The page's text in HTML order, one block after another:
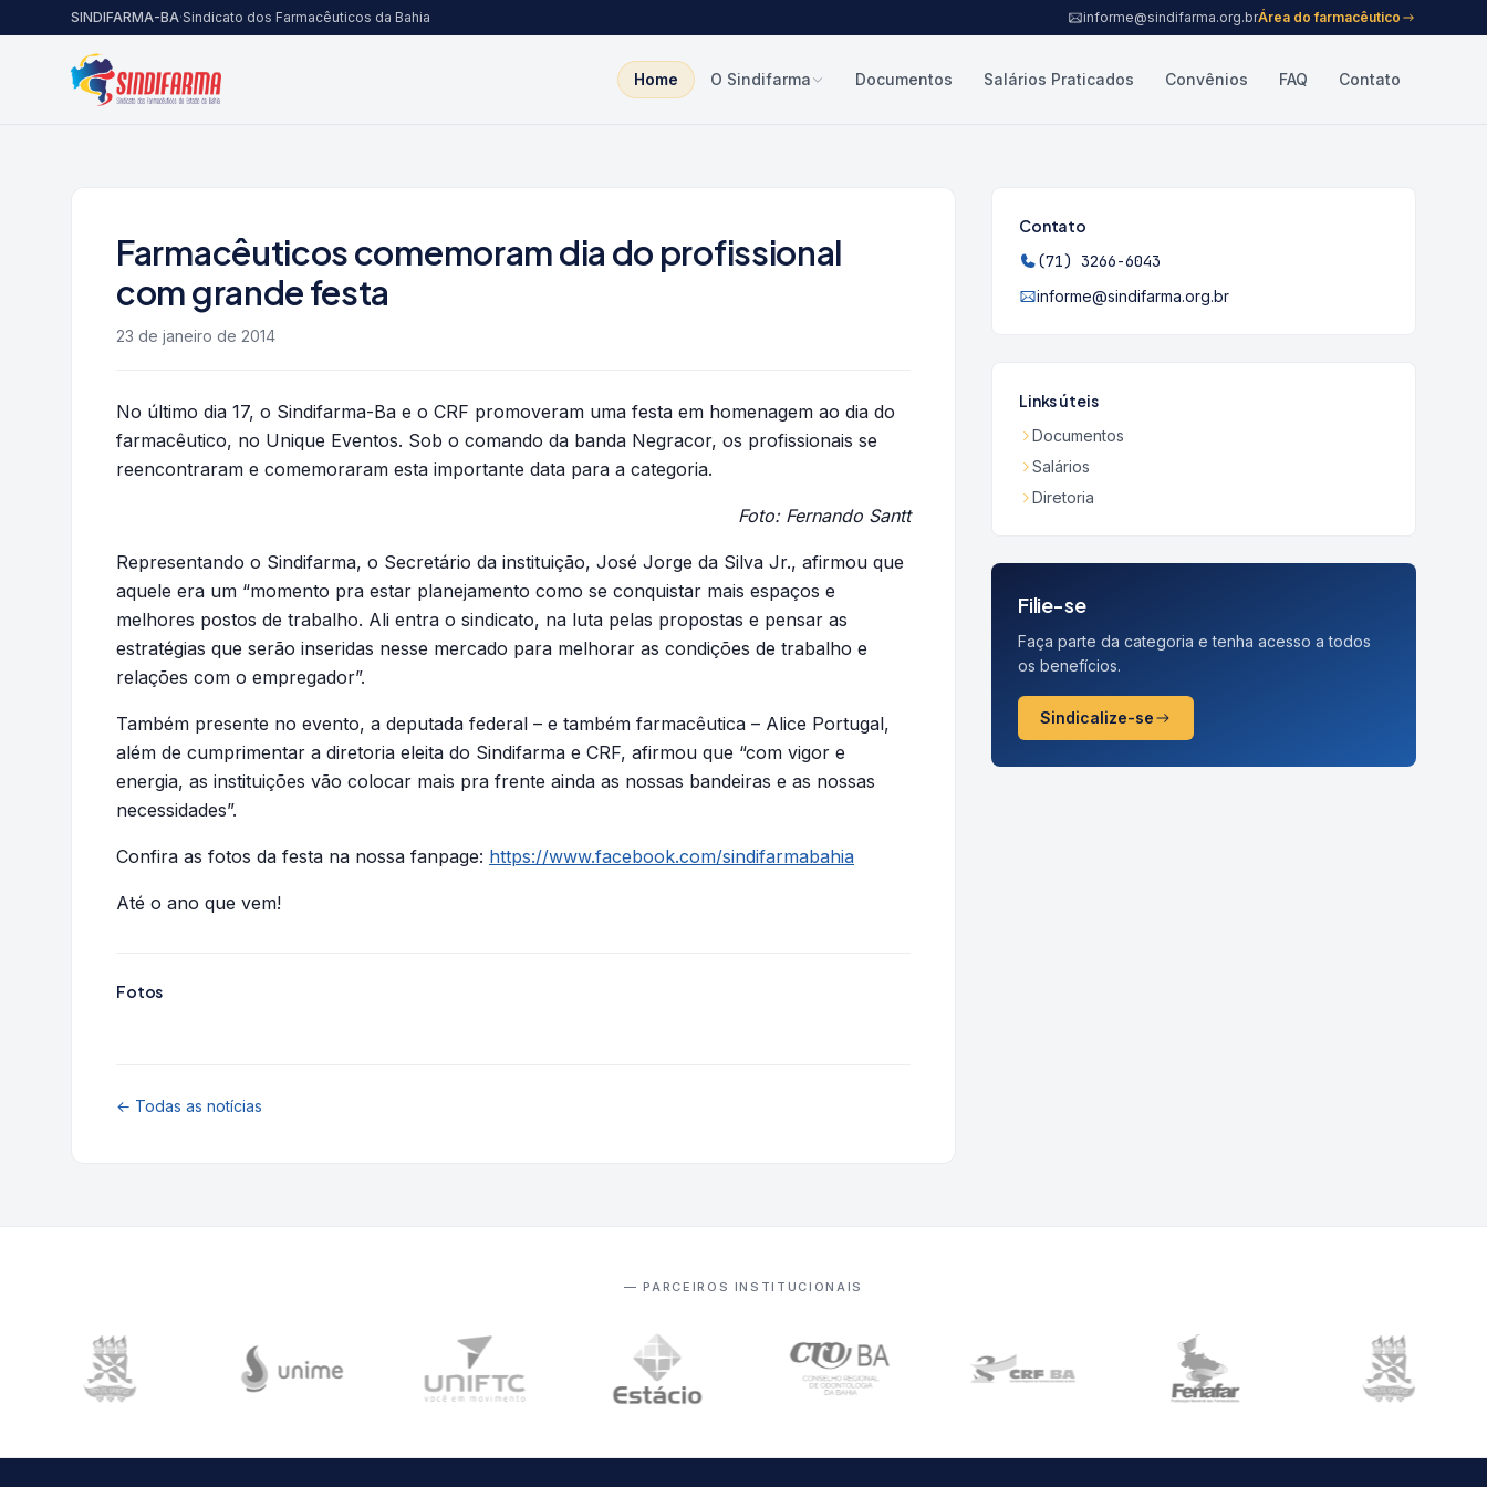
Pular para o conteúdo
SINDIFARMA-BA·Sindicato dos Farmacêuticos da Bahia informe@sindifarma.org.brÁrea do farmacêutico
Home O Sindifarma Documentos Salários Praticados Convênios FAQ Contato
Farmacêuticos comemoram dia do profissional
com grande festa
23 de janeiro de 2014
No último dia 17, o Sindifarma-Ba e o CRF promoveram uma festa em homenagem ao dia do
farmacêutico, no Unique Eventos. Sob o comando da banda Negracor, os profissionais se
reencontraram e comemoraram esta importante data para a categoria.
Foto: Fernando Santt
Representando o Sindifarma, o Secretário da instituição, José Jorge da Silva Jr., afirmou que
aquele era um “momento pra estar planejamento como se conquistar mais espaços e
melhores postos de trabalho. Ali entra o sindicato, na luta pelas propostas e pensar as
estratégias que serão inseridas nesse mercado para melhorar as condições de trabalho e
relações com o empregador”.
Também presente no evento, a deputada federal – e também farmacêutica – Alice Portugal,
além de cumprimentar a diretoria eleita do Sindifarma e CRF, afirmou que “com vigor e
energia, as instituições vão colocar mais pra frente ainda as nossas bandeiras e as nossas
necessidades”.
Confira as fotos da festa na nossa fanpage: https://www.facebook.com/sindifarmabahia
Até o ano que vem!
Fotos
← Todas as notícias
Contato
(71) 3266-6043
informe@sindifarma.org.br
Links úteis
Documentos
Salários
Diretoria
Filie-se
Faça parte da categoria e tenha acesso a todos
os benefícios.
Sindicalize-se
— PARCEIROS INSTITUCIONAIS